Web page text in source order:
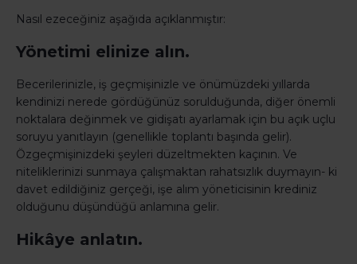
Nasıl ezeceğiniz aşağıda açıklanmıştır:
Yönetimi elinize alın.
Becerilerinizle, iş geçmişinizle ve önümüzdeki yıllarda
kendinizi nerede gördüğünüz sorulduğunda, diğer önemli
noktalara değinmek ve gidişatı ayarlamak için bu açık uçlu
soruyu yanıtlayın (genellikle toplantı başında gelir).
Özgeçmişinizdeki şeyleri düzeltmekten kaçının. Ve
niteliklerinizi sunmaya çalışmaktan rahatsızlık duymayın- ki
davet edildiğiniz gerçeği, işe alım yöneticisinin krediniz
olduğunu düşündüğü anlamına gelir.
Hikâye anlatın.